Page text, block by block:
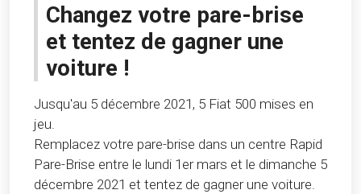
Changez votre pare-brise
et tentez de gagner une
voiture !
Jusqu'au 5 décembre 2021, 5 Fiat 500 mises en
jeu.
Remplacez votre pare-brise dans un centre Rapid
Pare-Brise entre le lundi 1er mars et le dimanche 5
décembre 2021 et tentez de gagner une voiture.